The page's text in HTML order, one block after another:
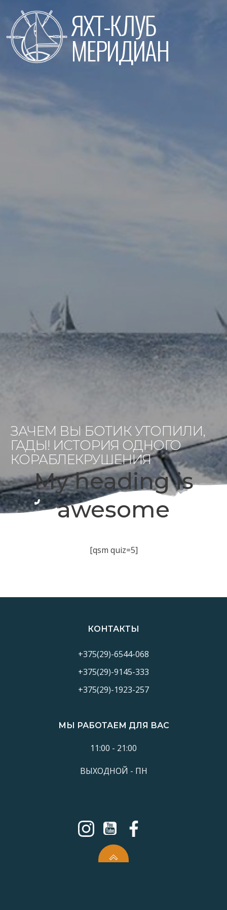
к
содержимому
ЯХТ-КЛУБ
МЕРИДИАН
ЗАЧЕМ ВЫ БОТИК УТОПИЛИ,
ГАДЫ! ИСТОРИЯ ОДНОГО
КОРАБЛЕКРУШЕНИЯ
My heading is
awesome
[qsm quiz=5]
КОНТАКТЫ
+375(29)-6544-068
+375(29)-9145-333
+375(29)-1923-257
МЫ РАБОТАЕМ ДЛЯ ВАС
11:00 - 21:00
ВЫХОДНОЙ - ПН